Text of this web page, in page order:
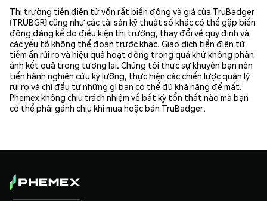
Thị trường tiền điện tử vốn rất biến động và giá của TruBadger
(TRUBGR) cũng như các tài sản kỹ thuật số khác có thể gặp biến
động đáng kể do điều kiện thị trường, thay đổi về quy định và
các yếu tố không thể đoán trước khác. Giao dịch tiền điện tử
tiềm ẩn rủi ro và hiệu quả hoạt động trong quá khứ không phản
ánh kết quả trong tương lai. Chúng tôi thực sự khuyên bạn nên
tiến hành nghiên cứu kỹ lưỡng, thực hiện các chiến lược quản lý
rủi ro và chỉ đầu tư những gì bạn có thể đủ khả năng để mất.
Phemex không chịu trách nhiệm về bất kỳ tổn thất nào mà bạn
có thể phải gánh chịu khi mua hoặc bán TruBadger.